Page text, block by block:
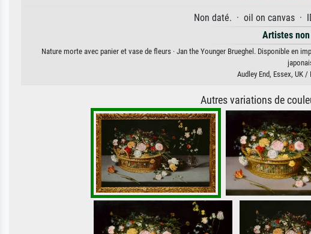
Non daté. · oil on canvas ·
Artistes
Nature morte avec panier et vase de fleurs · Jan the Younger Brueghel. Disponible en
Audley End, Essex, UK
Autres variations de